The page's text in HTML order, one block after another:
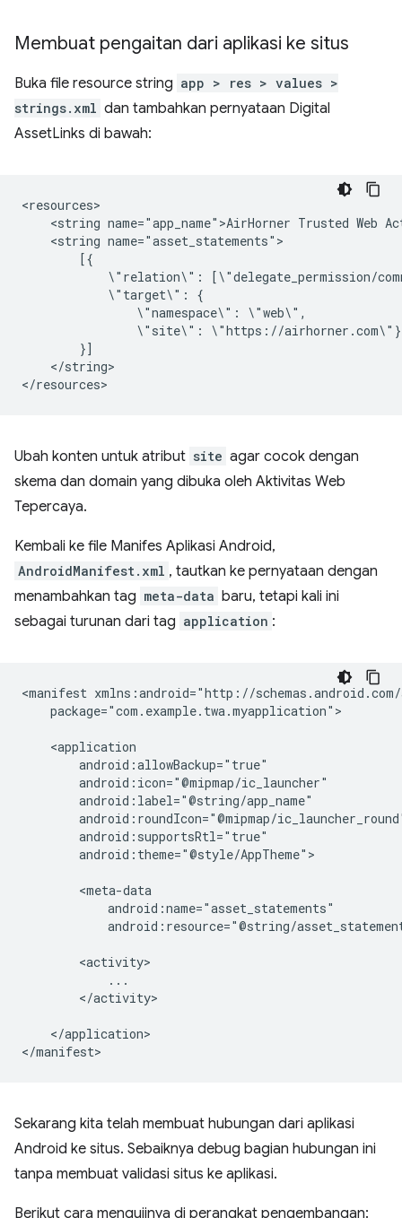
Membuat pengaitan dari aplikasi ke situs
Buka file resource string app > res > values >
strings.xml dan tambahkan pernyataan Digital
AssetLinks di bawah:
<string name="app_name">AirHorner Trusted Web
<string
\"relation\":
\"target\":
\"namespace\":
\"site\":
</string>
Ubah konten untuk atribut site agar cocok dengan
skema dan domain yang dibuka oleh Aktivitas Web
Tepercaya.
Kembali ke file Manifes Aplikasi Android,
AndroidManifest.xml , tautkan ke pernyataan dengan
menambahkan tag meta-data baru, tetapi kali ini
sebagai turunan dari tag application :
<manifest
package="com.example.twa.myapplication">
android:theme="@style/AppTheme">
android:resource="@string/
</activity>
</application>
Sekarang kita telah membuat hubungan dari aplikasi
Android ke situs. Sebaiknya debug bagian hubungan ini
tanpa membuat validasi situs ke aplikasi.
Berikut cara mengujinya di perangkat pengembangan: